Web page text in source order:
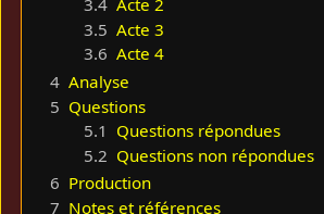
3.4 Acte 2
3.5 Acte 3
3.6 Acte 4
4 Analyse
5 Questions
5.1 Questions répondues
5.2 Questions non répondues
6 Production
7 Notes et références